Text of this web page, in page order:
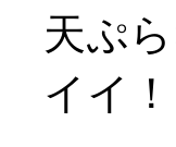
天ぷ
イイ！